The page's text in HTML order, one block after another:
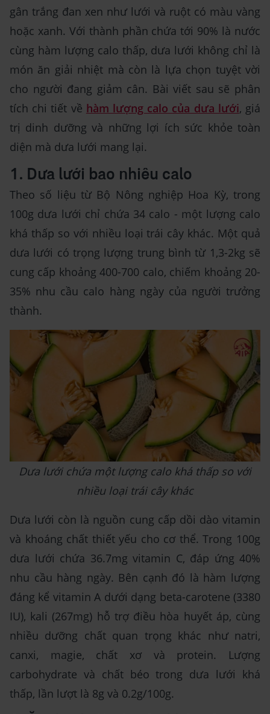
gân trắng đan xen như lưới và ruột có màu vàng
hoặc xanh. Với thành phần chứa tới 90% là nước
cùng hàm lượng calo thấp, dưa lưới không chỉ là
món ăn giải nhiệt mà còn là lựa chọn tuyệt vời
cho người đang giảm cân. Bài viết sau sẽ phân
tích chi tiết về hàm lượng calo của dưa lưới, giá
trị dinh dưỡng và những lợi ích sức khỏe toàn
diện mà dưa lưới mang lại.
1. Dưa lưới bao nhiêu calo
Theo số liệu từ Bộ Nông nghiệp Hoa Kỳ, trong
100g dưa lưới chỉ chứa 34 calo - một lượng calo
khá thấp so với nhiều loại trái cây khác. Một quả
dưa lưới có trọng lượng trung bình từ 1,3-2kg sẽ
cung cấp khoảng 400-700 calo, chiếm khoảng 20-
35% nhu cầu calo hàng ngày của người trưởng
thành.
Dưa lưới chứa một lượng calo khá thấp so với
nhiều loại trái cây khác
Dưa lưới còn là nguồn cung cấp dồi dào vitamin
và khoáng chất thiết yếu cho cơ thể. Trong 100g
dưa lưới chứa 36.7mg vitamin C, đáp ứng 40%
nhu cầu hàng ngày. Bên cạnh đó là hàm lượng
đáng kể vitamin A dưới dạng beta-carotene (3380
IU), kali (267mg) hỗ trợ điều hòa huyết áp, cùng
nhiều dưỡng chất quan trọng khác như natri,
canxi, magie, chất xơ và protein. Lượng
carbohydrate và chất béo trong dưa lưới khá
thấp, lần lượt là 8g và 0.2g/100g.